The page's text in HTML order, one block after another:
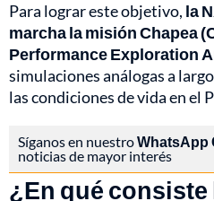
Para lograr este objetivo, la
marcha la misión Chapea
Performance Exploration
simulaciones análogas a
las condiciones de vida en el
Síganos en nuestroWhatsApp
noticias de mayor interés
¿En qué